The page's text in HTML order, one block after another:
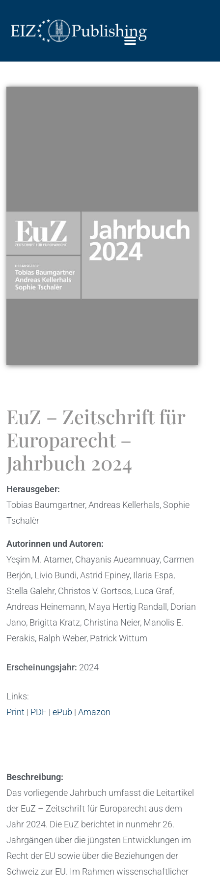
EuZ – Zeitschrift für
Europarecht –
Jahrbuch 2024
Herausgeber:
Tobias Baumgartner, Andreas Kellerhals, Sophie
Tschalèr
Autorinnen und Autoren:
Yeşim M. Atamer, Chayanis Aueamnuay, Carmen
Berjón, Livio Bundi, Astrid Epiney, Ilaria Espa,
Stella Galehr, Christos V. Gortsos, Luca Graf,
Andreas Heinemann, Maya Hertig Randall, Dorian
Jano, Brigitta Kratz, Christina Neier, Manolis E.
Perakis, Ralph Weber, Patrick Wittum
Erscheinungsjahr: 2024
Links:
Print | PDF |ePub |Amazon
Beschreibung:
Das vorliegende Jahrbuch umfasst die Leitartikel
der EuZ – Zeitschrift für Europarecht aus dem
Jahr 2024. Die EuZ berichtet in nunmehr 26.
Jahrgängen über die jüngsten Entwicklungen im
Recht der EU sowie über die Beziehungen der
Schweiz zur EU. Im Rahmen wissenschaftlicher